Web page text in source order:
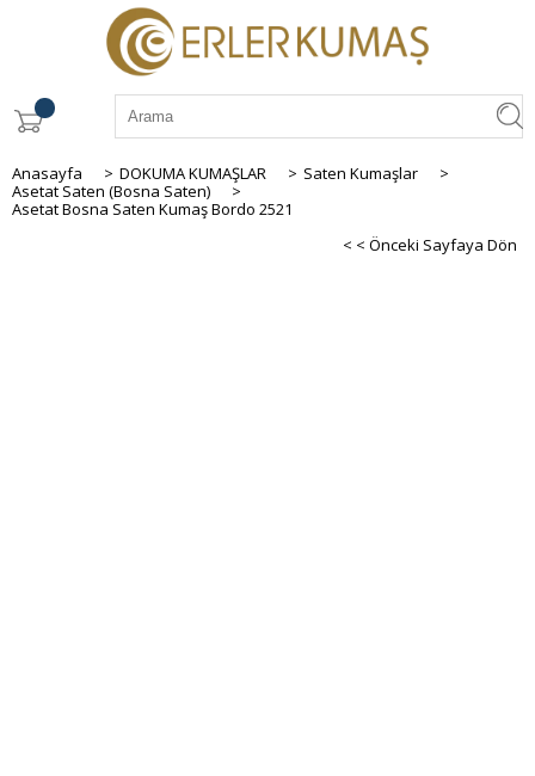
Anasayfa > DOKUMA KUMAŞLAR > Saten Kumaşlar
>
Asetat Saten (Bosna Saten)
>
Asetat Bosna Saten Kumaş Bordo 2521
< < Önceki Sayfaya Dön